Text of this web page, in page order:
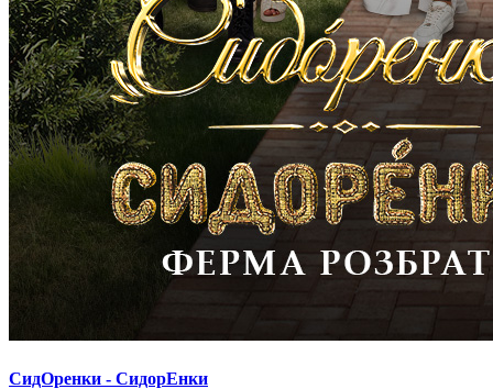
СидОренки - СидорЕнки